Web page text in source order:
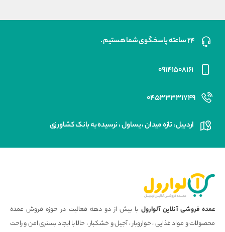
۲۴ ساعته پاسخگوی شما هستیم .
۰۹۱۴۱۵۰۸۱۶۱
۰۴۵۳۳۳۳۱۷۴۹
اردبیل ، تازه میدان ، یساول ، نرسیده به بانک کشاورزی
عمده فروشی آنلاین آلوارول با بیش از دو دهه فعالیت در حوزه فروش عمده
محصولات و مواد غذایی ، خواروبار ، آجیل و خشکبار ، حالا با ایجاد بستری امن و راحت